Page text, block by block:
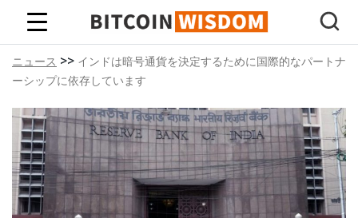
ビットコインの知恵
ニュース >> インドは暗号通貨を決定するために国際的なパートナ
ーシップに依存しています